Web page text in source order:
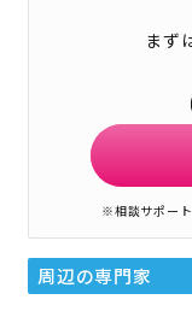
まず
※相談サポート
周辺の専門家